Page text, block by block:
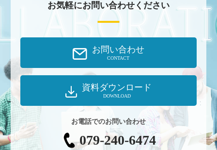
お気軽にお問い合わせください
お問い合わせ
CONTACT
資料ダウンロード
DOWNLOAD
お電話でのお問い合わせ
079-240-6474